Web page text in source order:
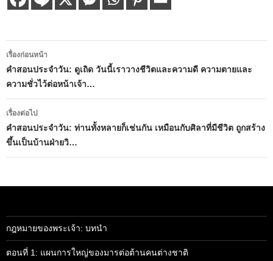
เมนู
นำทาง
เรื่อง
เรื่องก่อนหน้า
คำสอนประจำวัน: ดูเถิด วันนี้เราวางชีวิตและความดี ความตายและ
ความชั่วไว้ต่อหน้าเจ้า…
เรื่องต่อไป
คำสอนประจำวัน: ท่านทั้งหลายก็เช่นกัน เหมือนกับศิลาที่มีชีวิต ถูกสร้าง
ขึ้นเป็นบ้านฝ่ายวิ…
กฎหมายของพระเจ้า: บทนำ
ตอนที่ 1: แผนการใหญ่ของมารต่อต้านคนต่างชาติ